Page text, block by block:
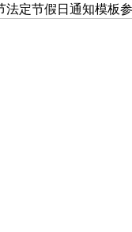
法定节假日通知模板